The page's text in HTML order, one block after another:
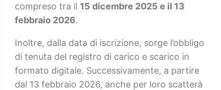
compreso tra il 15 dicembre 2025 e il 13
febbraio 2026.
Inoltre, dalla data di iscrizione, sorge l’obbligo
di tenuta del registro di carico e scarico in
formato digitale. Successivamente, a partire
dal 13 febbraio 2026, anche per loro scatterà